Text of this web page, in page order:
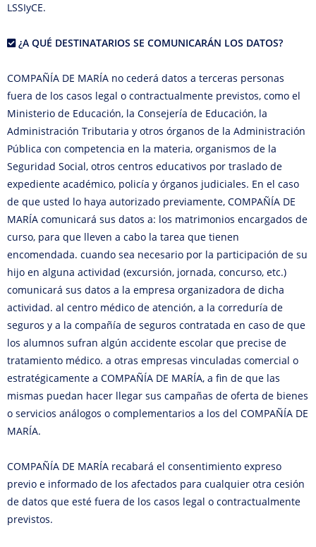
LSSIyCE.
¿A QUÉ DESTINATARIOS SE COMUNICARÁN LOS DATOS?
COMPAÑÍA DE MARÍA no cederá datos a terceras personas
fuera de los casos legal o contractualmente previstos, como el
Ministerio de Educación, la Consejería de Educación, la
Administración Tributaria y otros órganos de la Administración
Pública con competencia en la materia, organismos de la
Seguridad Social, otros centros educativos por traslado de
expediente académico, policía y órganos judiciales. En el caso
de que usted lo haya autorizado previamente, COMPAÑÍA DE
MARÍA comunicará sus datos a: los matrimonios encargados de
curso, para que lleven a cabo la tarea que tienen
encomendada. cuando sea necesario por la participación de su
hijo en alguna actividad (excursión, jornada, concurso, etc.)
comunicará sus datos a la empresa organizadora de dicha
actividad. al centro médico de atención, a la correduría de
seguros y a la compañía de seguros contratada en caso de que
los alumnos sufran algún accidente escolar que precise de
tratamiento médico. a otras empresas vinculadas comercial o
estratégicamente a COMPAÑÍA DE MARÍA, a fin de que las
mismas puedan hacer llegar sus campañas de oferta de bienes
o servicios análogos o complementarios a los del COMPAÑÍA DE
MARÍA.
COMPAÑÍA DE MARÍA recabará el consentimiento expreso
previo e informado de los afectados para cualquier otra cesión
de datos que esté fuera de los casos legal o contractualmente
previstos.